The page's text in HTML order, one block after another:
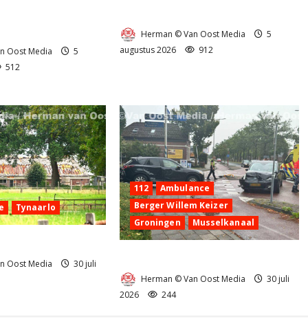
Oost Media
5
512
Herman © Van Oost Media
5
augustus 2026
912
Tynaarlo
Oost Media
30 juli
112
Ambulance
Berger Willem Keizer
Groningen
Musselkanaal
Herman © Van Oost Media
30 juli
2026
244